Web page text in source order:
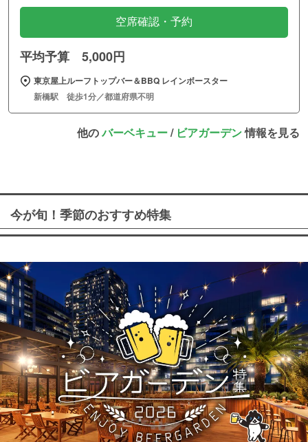
空席確認・予約
平均予算 5,000円
東京屋上ルーフトップバー＆BBQ レインボースター
新橋駅 徒歩1分／都道府県不明
他のバーベキュー/ ビアガーデン情報を見る
今が旬！季節のおすすめ特集